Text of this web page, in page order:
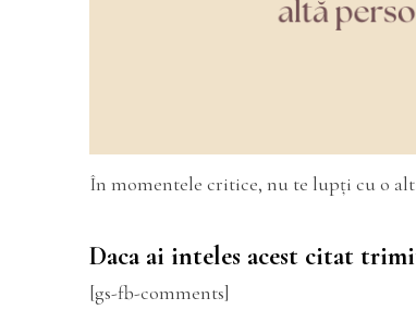
În momentele critice, nu te lupți cu o
Daca ai inteles acest citat
[gs-fb-comments]